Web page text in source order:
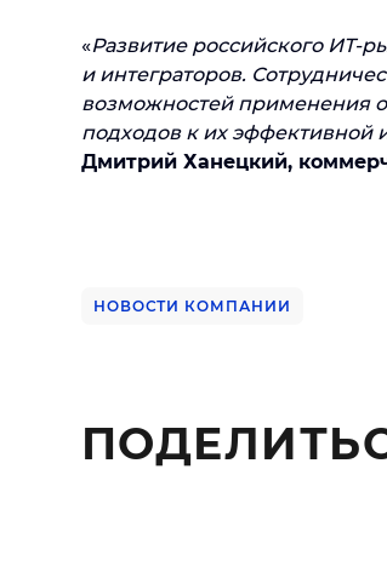
«Развитие российского ИТ-
и интеграторов.
возможностей применения
подходов к их эффективной
Дмитрий Ханецкий,
НОВОСТИ КОМПАНИИ